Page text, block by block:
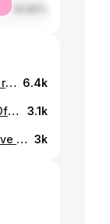
🚨 DROP ALERT 🚨 Are y’all really ready?! 👀 @kman6ixxofficial — you think they can handle this one? 🎧 VYBZ — The EP OUT TODAY at 3PM on YouTube ‼️🔥 Don’t say we didn’t warn you… #kman6ixx #VYBZEP #surprisedrop #trinibad #dancehallmusic #newmusic #islandvibes #caribbeanmusic #trinidadmusic #nowstreaming #dancehall2025 #triniartist #newmusicalert #upnext #caribbeantalent #DancehallRising #eprelease #trapdancehall #labeldrop #viralvybz #globaldancehall #goingglobal Let us know your favorite track in the comments! 6.4k
“MENINA” ❤️❤️🇧🇷😎😍🔥 Video Oficial 🎥🏝️ Los Billos 💶💵 con Los Ballos 🐴🐎 una sola línea 🔥🔥 vaya para YouTube a ver la movie completa 🎬 3.1k
Pronto el estreno oficial de #prove La caballos kbron 🐴💸 3k